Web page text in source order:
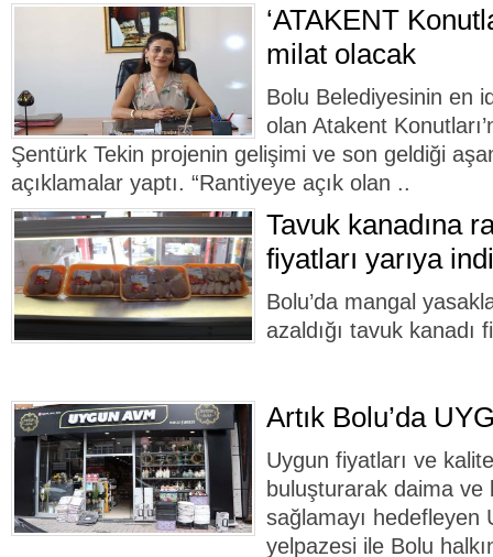
‘ATAKENT
milat olacak
Bolu Belediyesinin en
olan Atakent
Şentürk Tekin projenin gelişimi ve son geldiği
açıklamalar yaptı. “Rantiyeye açık olan ..
Tavuk kanadına
fiyatları yarıya
Bolu’da mangal
azaldığı tavuk kanadı
Artık Bolu’da
Uygun fiyatları ve
buluşturarak daima
sağlamayı hedefleyen
yelpazesi ile Bolu